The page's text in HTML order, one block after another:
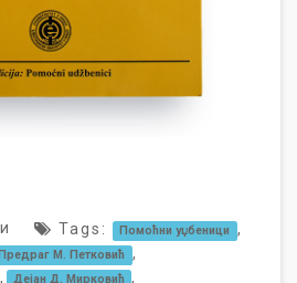
Tags: Помоћни уџбеници ,
М. Петковић ,
, Дејан Д. Мирковић ,